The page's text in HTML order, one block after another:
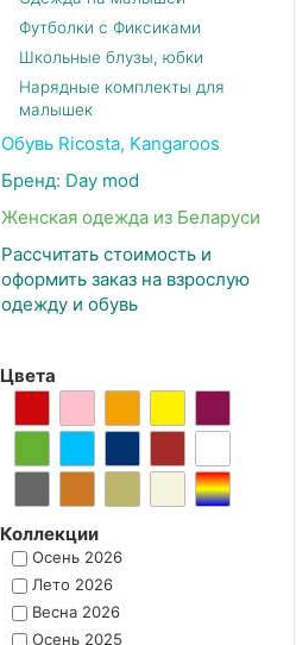
Футболки с Фиксиками
Школьные блузы, юбки
Нарядные комплекты для
малышек
Обувь Ricosta, Kangaroos
Бренд: Day mod
Женская одежда из Беларуси
Рассчитать стоимость и
оформить заказ на взрослую
одежду и обувь
Цвета
Коллекции
Осень 2026
Лето 2026
Весна 2026
Осень 2025